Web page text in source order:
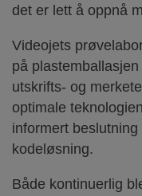
det er lett å oppnå
Videojets
på
utskrifts- og
optimale
informert
kodeløsning.
Både kontinuerlig